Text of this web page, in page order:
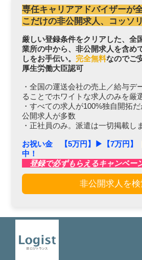
専任キャリアアドバイザーが
こだけの非公開求人、コッソ
厳しい登録条件をクリアした、全
業所の中から、非公開求人を含め
しをお手伝い。 完全無料なのでご
厚生労働大臣認可
・全国の運送会社の売上／給与デ
ることでホワイトな求人のみを厳
・すべての求人が100%独自開拓
公開求人が多数
・正社員のみ。派遣は一切掲載し
お祝い金 【5万円】▶︎【7万円】
中！
登録で必ずもらえるキャンペー
非公開求人を検